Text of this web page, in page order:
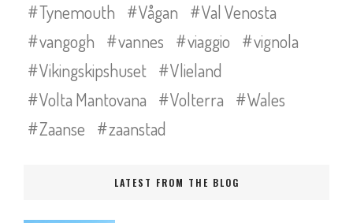
Tynemouth
Vågan
Val Venosta
vangogh
vannes viaggio
vignola
Vikingskipshuset
Vlieland
Volta Mantovana
Volterra
Wales
Zaanse
zaanstad
LATEST FROM THE BLOG